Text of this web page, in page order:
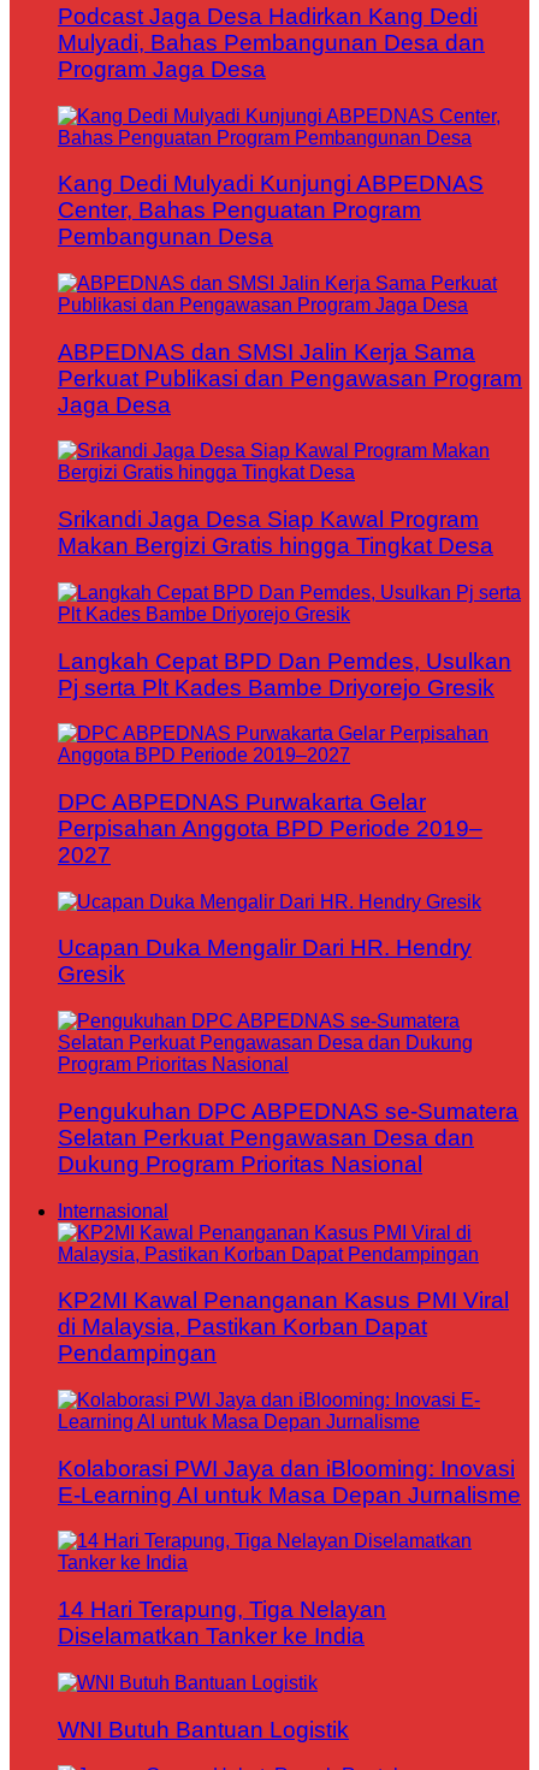
Podcast Jaga Desa Hadirkan Kang Dedi
Mulyadi, Bahas Pembangunan Desa dan
Program Jaga Desa
Kang Dedi Mulyadi Kunjungi ABPEDNAS
Center, Bahas Penguatan Program
Pembangunan Desa
ABPEDNAS dan SMSI Jalin Kerja Sama
Perkuat Publikasi dan Pengawasan Program
Jaga Desa
Srikandi Jaga Desa Siap Kawal Program
Makan Bergizi Gratis hingga Tingkat Desa
Langkah Cepat BPD Dan Pemdes, Usulkan
Pj serta Plt Kades Bambe Driyorejo Gresik
DPC ABPEDNAS Purwakarta Gelar
Perpisahan Anggota BPD Periode 2019–
2027
Ucapan Duka Mengalir Dari HR. Hendry
Gresik
Pengukuhan DPC ABPEDNAS se-Sumatera
Selatan Perkuat Pengawasan Desa dan
Dukung Program Prioritas Nasional
Internasional
KP2MI Kawal Penanganan Kasus PMI Viral
di Malaysia, Pastikan Korban Dapat
Pendampingan
Kolaborasi PWI Jaya dan iBlooming: Inovasi
E-Learning AI untuk Masa Depan Jurnalisme
14 Hari Terapung, Tiga Nelayan
Diselamatkan Tanker ke India
WNI Butuh Bantuan Logistik